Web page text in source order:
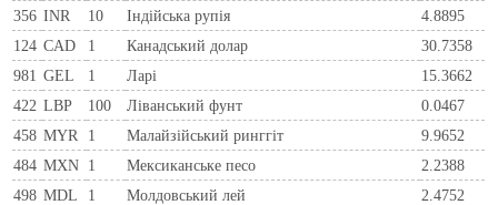
356 INR 10 Індійська рупія
4.8895
124 CAD 1 Канадський долар
30.7358
981 GEL 1 Ларi
15.3662
422 LBP 100 Ліванський фунт
0.0467
458 MYR 1 Малайзійський ринггіт
9.9652
484 MXN 1 Мексиканське песо
2.2388
498 MDL 1 Молдовський лей
2.4752